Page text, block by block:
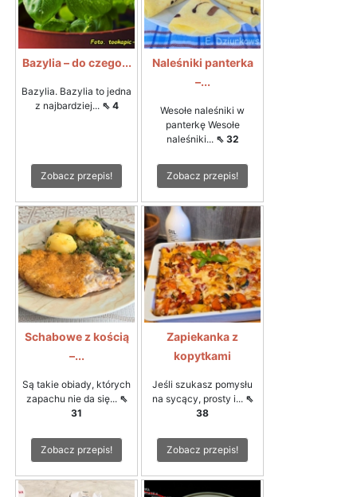
Bazylia – do czego...
Bazylia. Bazylia to jedna
z najbardziej... ⇖ 4
Zobacz przepis!
Naleśniki panterka
–...
Wesołe naleśniki w
panterkę Wesołe
naleśniki... ⇖ 32
Zobacz przepis!
Schabowe z kością
–...
Są takie obiady, których
zapachu nie da się... ⇖
31
Zobacz przepis!
Zapiekanka z
kopytkami
Jeśli szukasz pomysłu
na sycący, prosty i... ⇖
38
Zobacz przepis!